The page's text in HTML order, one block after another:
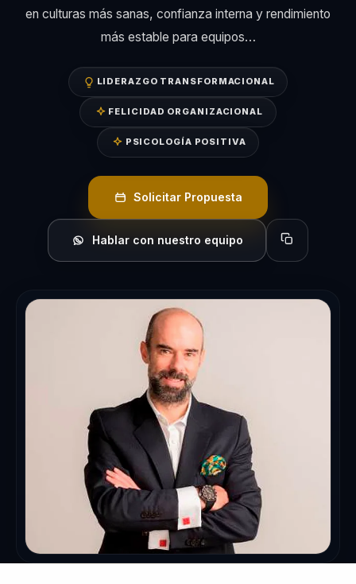
en culturas más sanas, confianza interna y rendimiento
más estable para equipos…
LIDERAZGO TRANSFORMACIONAL
FELICIDAD ORGANIZACIONAL
PSICOLOGÍA POSITIVA
Solicitar Propuesta
Hablar con nuestro equipo Copiar perfil